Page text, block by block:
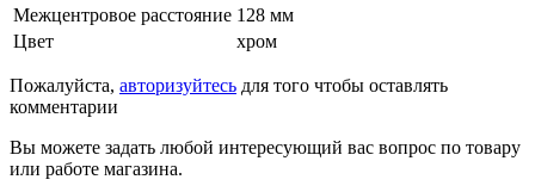
Межцентровое расстояние 128 мм
Цвет
хром
Пожалуйста, авторизуйтесь для того чтобы оставлять
комментарии
Вы можете задать любой интересующий вас вопрос по товару
или работе магазина.